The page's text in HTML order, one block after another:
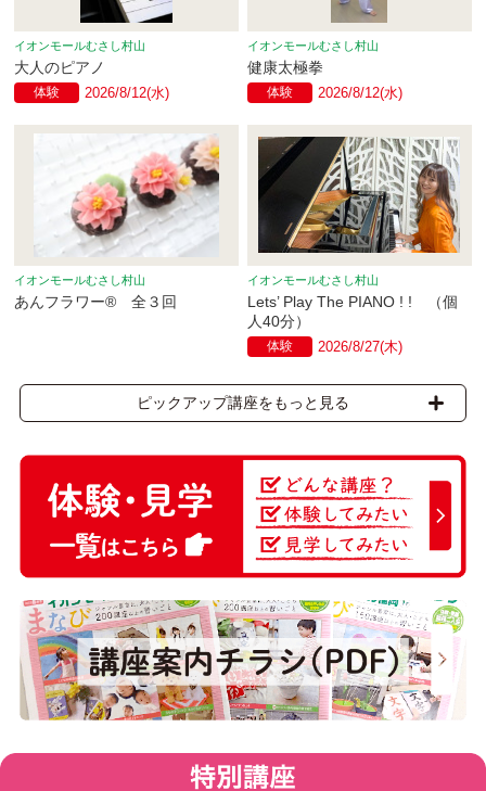
イオンモールむさし村山
大人のピアノ
体験 2026/8/12(水)
イオンモールむさし村山
健康太極拳
体験 2026/8/12(水)
イオンモールむさし村山
あんフラワー® 全３回
イオンモールむさし村山
Lets’ Play The PIANO ! ! （個
人40分）
体験 2026/8/27(木)
ピックアップ講座をもっと見る